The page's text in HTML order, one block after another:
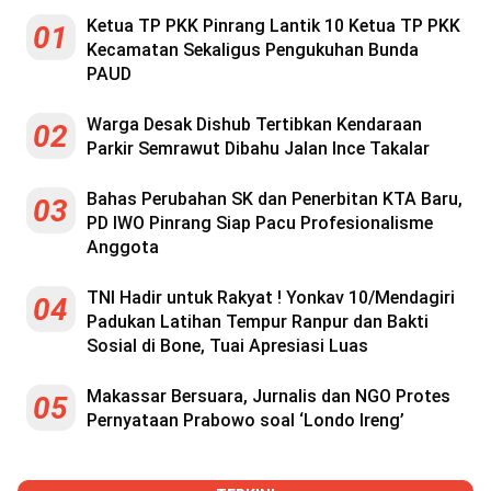
01
Ketua TP PKK Pinrang Lantik 10 Ketua TP PKK
Kecamatan Sekaligus Pengukuhan Bunda
PAUD
02
Warga Desak Dishub Tertibkan Kendaraan
Parkir Semrawut Dibahu Jalan Ince Takalar
03
Bahas Perubahan SK dan Penerbitan KTA Baru,
PD IWO Pinrang Siap Pacu Profesionalisme
Anggota
04
TNI Hadir untuk Rakyat ! Yonkav 10/Mendagiri
Padukan Latihan Tempur Ranpur dan Bakti
Sosial di Bone, Tuai Apresiasi Luas
05
Makassar Bersuara, Jurnalis dan NGO Protes
Pernyataan Prabowo soal ‘Londo Ireng’